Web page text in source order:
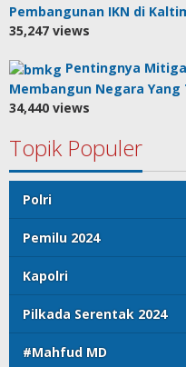
Pembangunan IKN di
35,247 views
Pentingnya
Membangun Negara
34,440 views
Topik Populer
Polri
Pemilu 2024
Kapolri
Pilkada Serentak 2024
#Mahfud MD